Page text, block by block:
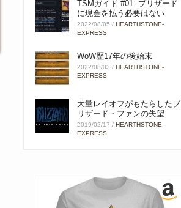
TSMガイド #01: ブリザード
に現金を払う必要はない
2022/08/05 /HEARTHSTONE-
EXPRESS
WoW歴17年の後始末
2022/08/03 /HEARTHSTONE-
EXPRESS
大量レイオフがもたらしたブ
リザード・ファンの失望
2019/02/17 /HEARTHSTONE-
EXPRESS